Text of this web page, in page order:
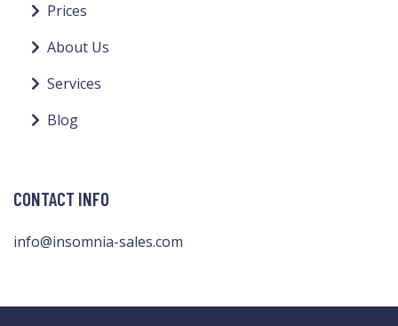
Prices
About Us
Services
Blog
CONTACT INFO
info@insomnia-sales.com